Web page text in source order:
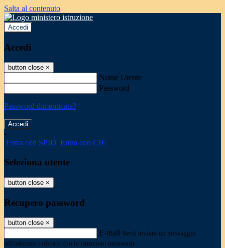
Salta al contenuto
Accedi
Accedi
button close ×
Nome Utente
Password
Password dimenticata?
-
Entra con SPID Entra con CIE
Seleziona utente
button close ×
Recupero password
button close ×
E-mail Verrà inviato un messaggio
all'indirizzo indicato con le istruzioni necessarie.